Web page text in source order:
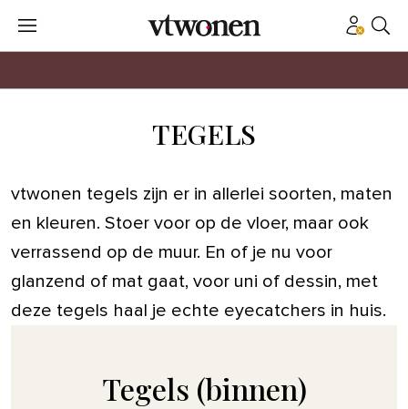
TEGELS
vtwonen tegels zijn er in allerlei soorten, maten
en kleuren. Stoer voor op de vloer, maar ook
verrassend op de muur. En of je nu voor
glanzend of mat gaat, voor uni of dessin, met
deze tegels haal je echte eyecatchers in huis.
Tegels (binnen)